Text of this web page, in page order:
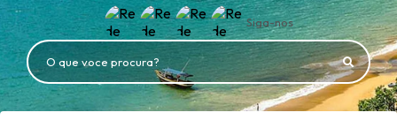
Siga-nos
O que voce procura?